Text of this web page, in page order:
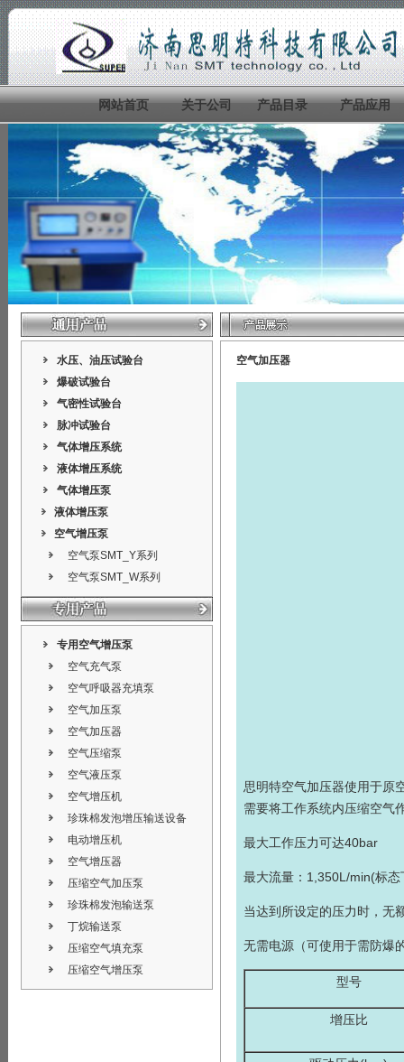
网站首页 关于公司 产品目录 产品应用
水压、油压试验台
爆破试验台
气密性试验台
脉冲试验台
气体增压系统
液体增压系统
气体增压泵
液体增压泵
空气增压泵
空气泵SMT_Y系列
空气泵SMT_W系列
专用空气增压泵
空气充气泵
空气呼吸器充填泵
空气加压泵
空气加压器
空气压缩泵
空气液压泵
空气增压机
珍珠棉发泡增压输送设备
电动增压机
空气增压器
压缩空气加压泵
珍珠棉发泡输送泵
丁烷输送泵
压缩空气填充泵
压缩空气增压泵
空气加压器
思明特空气加压器使用于原
需要将工作系统内压缩空气
最大工作压力可达40bar
最大流量：1,350L/min(标态
当达到所设定的压力时，无
无需电源（可使用于需防爆
型号
增压比